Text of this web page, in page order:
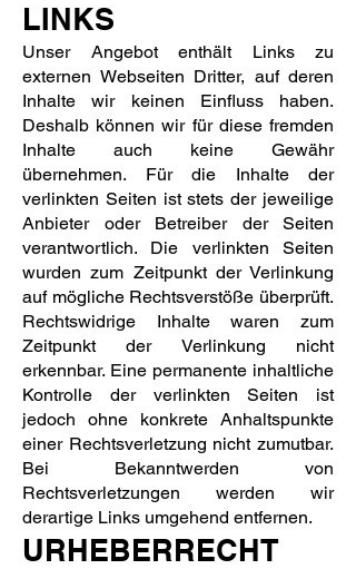
LINKS
Unser Angebot enthält Links zu
externen Webseiten Dritter, auf deren
Inhalte wir keinen Einfluss haben.
Deshalb können wir für diese fremden
Inhalte auch keine Gewähr
übernehmen. Für die Inhalte der
verlinkten Seiten ist stets der jeweilige
Anbieter oder Betreiber der Seiten
verantwortlich. Die verlinkten Seiten
wurden zum Zeitpunkt der Verlinkung
auf mögliche Rechtsverstöße überprüft.
Rechtswidrige Inhalte waren zum
Zeitpunkt der Verlinkung nicht
erkennbar. Eine permanente inhaltliche
Kontrolle der verlinkten Seiten ist
jedoch ohne konkrete Anhaltspunkte
einer Rechtsverletzung nicht zumutbar.
Bei Bekanntwerden von
Rechtsverletzungen werden wir
derartige Links umgehend entfernen.
URHEBERRECHT